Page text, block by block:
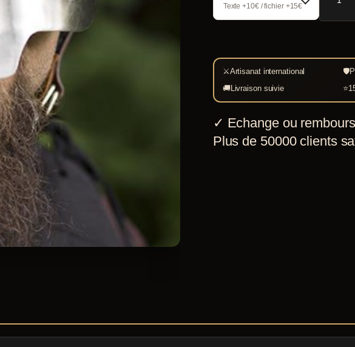
Texte +10€ / fichier +15€
à
⚔Artisanat international 🛡
🚚Livraison suivie ⭐
✓ Echange ou
Plus de 50000 clients